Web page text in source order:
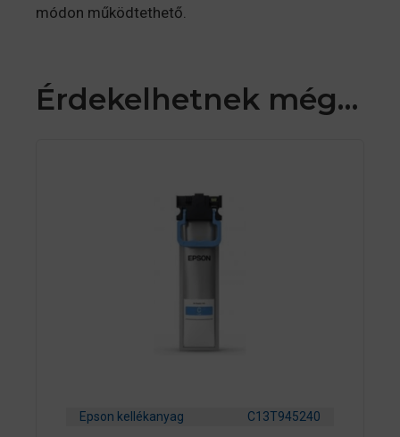
módon működtethető.
Érdekelhetnek még…
Epson kellékanyag C13T945240